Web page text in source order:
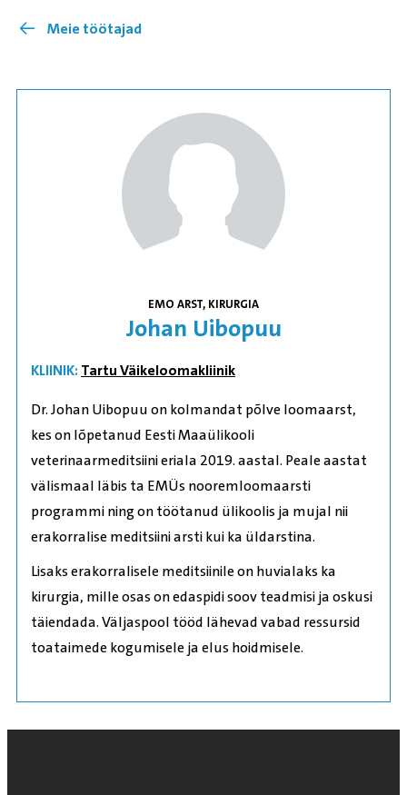
Meie töötajad
EMO ARST, KIRURGIA
Johan Uibopuu
KLIINIK: Tartu Väikeloomakliinik
Dr. Johan Uibopuu on kolmandat põlve loomaarst,
kes on lõpetanud Eesti Maaülikooli
veterinaarmeditsiini eriala 2019. aastal. Peale aastat
välismaal läbis ta EMÜs nooremloomaarsti
programmi ning on töötanud ülikoolis ja mujal nii
erakorralise meditsiini arsti kui ka üldarstina.
Lisaks erakorralisele meditsiinile on huvialaks ka
kirurgia, mille osas on edaspidi soov teadmisi ja oskusi
täiendada. Väljaspool tööd lähevad vabad ressursid
toataimede kogumisele ja elus hoidmisele.